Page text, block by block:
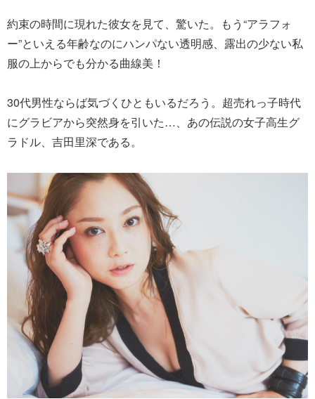
約束の時間に現れた彼女を見て、驚いた。もう“アラフォ
ー”といえる年齢なのにハンパない透明感、露出の少ない私
服の上からでも分かる曲線美！
30代男性ならば気づくひともいるだろう。超売れっ子時代
にグラビアから突然身を引いた…、あの伝説の女子高生グ
ラドル、吉田里深である。